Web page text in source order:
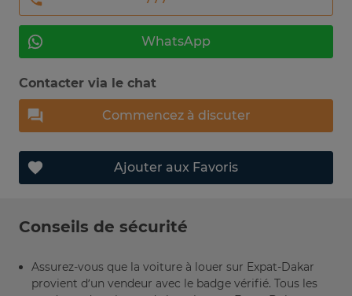
WhatsApp
Contacter via le chat
Commencez à discuter
Ajouter aux Favoris
Conseils de sécurité
Assurez-vous que la voiture à louer sur Expat-Dakar
provient d’un vendeur avec le badge vérifié. Tous les